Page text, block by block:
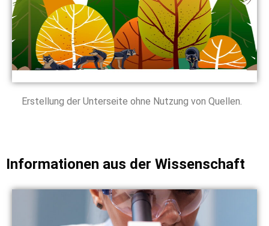
Erstellung der Unterseite ohne Nutzung von Quellen.
Informationen aus der Wissenschaft